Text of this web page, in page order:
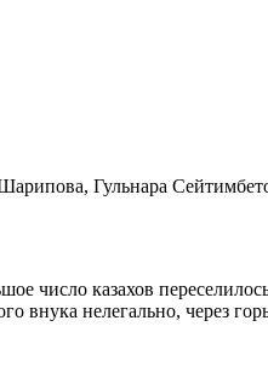
Гульнара
число казахов
внука нелегально, через